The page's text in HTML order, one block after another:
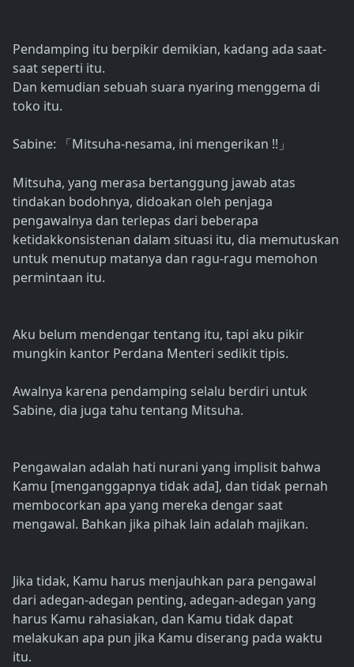
Pendamping itu berpikir demikian, kadang ada saat-
saat seperti itu.
Dan kemudian sebuah suara nyaring menggema di
toko itu.
Sabine: 「 Mitsuha-nesama, ini mengerikan !! 」
Mitsuha, yang merasa bertanggung jawab atas
tindakan bodohnya, didoakan oleh penjaga
pengawalnya dan terlepas dari beberapa
ketidakkonsistenan dalam situasi itu, dia memutuskan
untuk menutup matanya dan ragu-ragu memohon
permintaan itu.
Aku belum mendengar tentang itu, tapi aku pikir
mungkin kantor Perdana Menteri sedikit tipis.
Awalnya karena pendamping selalu berdiri untuk
Sabine, dia juga tahu tentang Mitsuha.
Pengawalan adalah hati nurani yang implisit bahwa
Kamu [menganggapnya tidak ada], dan tidak pernah
membocorkan apa yang mereka dengar saat
mengawal. Bahkan jika pihak lain adalah majikan.
Jika tidak, Kamu harus menjauhkan para pengawal
dari adegan-adegan penting, adegan-adegan yang
harus Kamu rahasiakan, dan Kamu tidak dapat
melakukan apa pun jika Kamu diserang pada waktu
itu.